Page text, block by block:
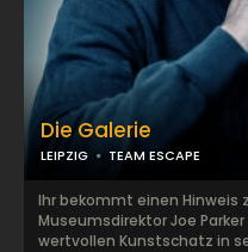
Die Galerie
LEIPZIG TEAM ESCAPE
Ihr bekommt einen Hinweis
Museumsdirektor Joe
wertvollen Kunstschatz in